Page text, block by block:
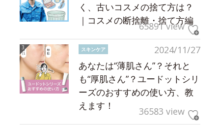
く、古いコスメの捨て方は？
｜コスメの断捨離・捨て方編
65891 view
2024/11/27
スキンケア
あなたは“薄肌さん”？それと
も“厚肌さん”？ユードットシリ
ーズのおすすめの使い方、教
えます！
36583 view